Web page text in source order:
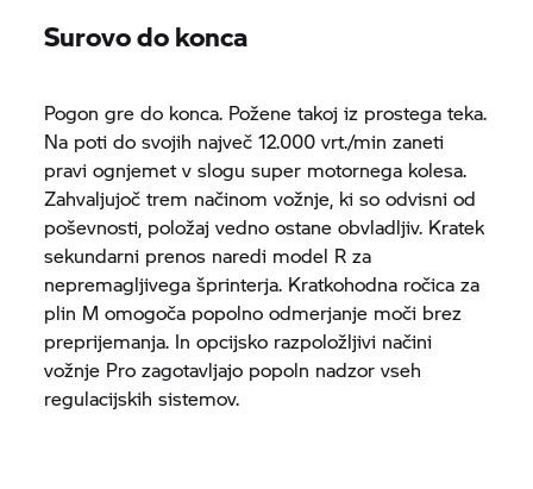
Surovo do konca
Pogon gre do konca. Požene takoj iz prostega teka.
Na poti do svojih največ 12.000 vrt./min zaneti
pravi ognjemet v slogu super motornega kolesa.
Zahvaljujoč trem načinom vožnje, ki so odvisni od
poševnosti, položaj vedno ostane obvladljiv. Kratek
sekundarni prenos naredi model R za
nepremagljivega šprinterja. Kratkohodna ročica za
plin M omogoča popolno odmerjanje moči brez
preprijemanja. In opcijsko razpoložljivi načini
vožnje Pro zagotavljajo popoln nadzor vseh
regulacijskih sistemov.